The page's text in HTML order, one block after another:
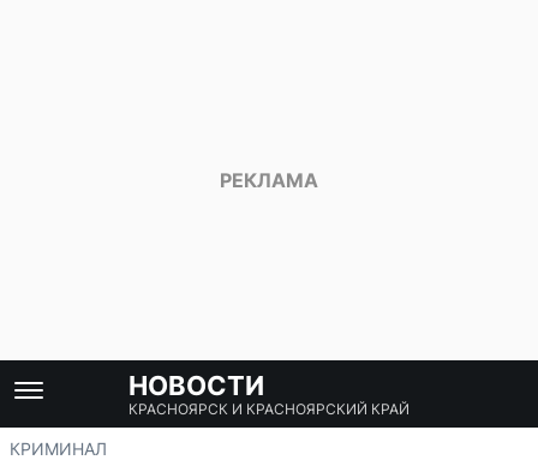
НОВОСТИ
КРАСНОЯРСК И КРАСНОЯРСКИЙ КРАЙ
КРИМИНАЛ